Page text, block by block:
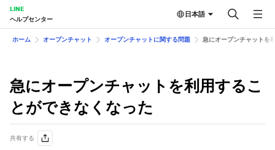
LINE
ヘルプセンター
日本語
ホーム オープンチャット オープンチャットに関する問題 急にオープンチャットを
急にオープンチャットを利用するこ
とができなくなった
共有する